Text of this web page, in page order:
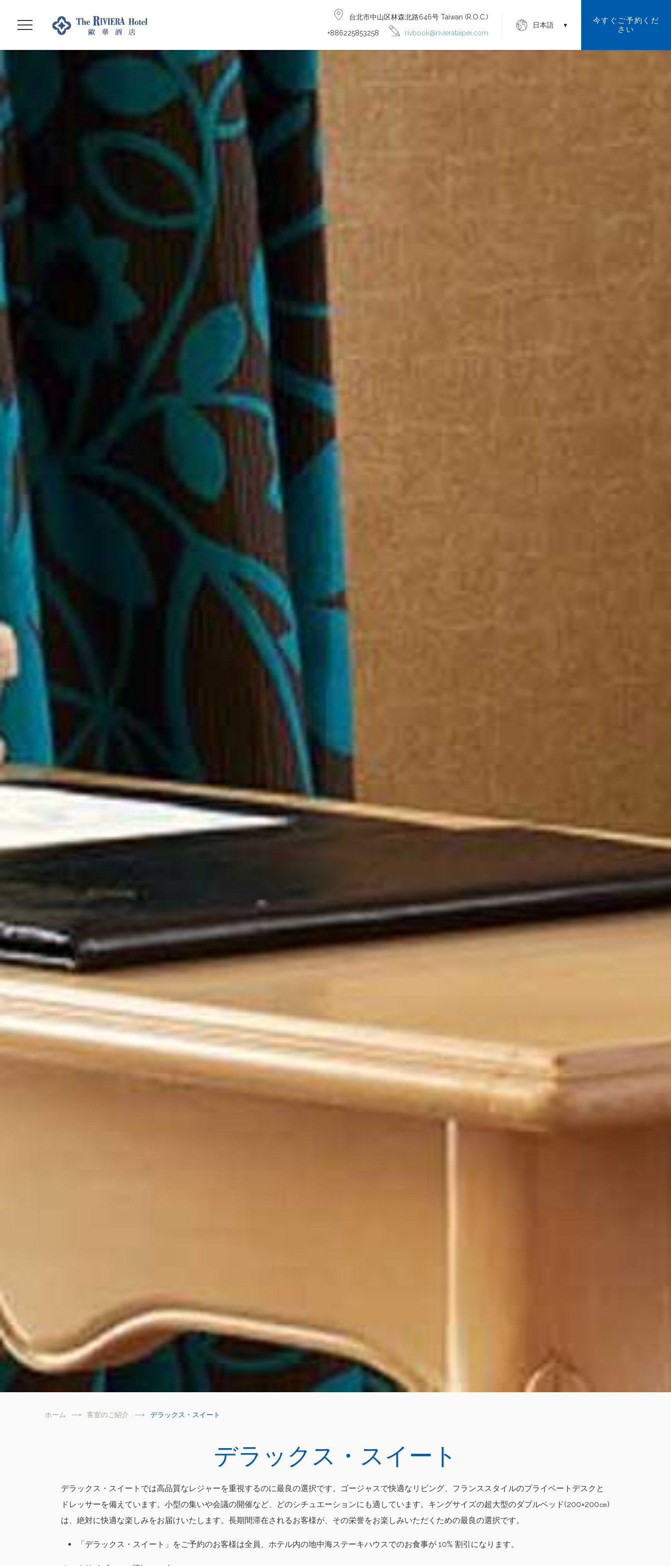
台北市中山区林森北路646号 Taiwan (R.O.C.)
+886225853258
rivbook@rivierataipei.com
日本語
今すぐご予約くだ
さい
ホーム 客室のご紹介 デラックス・スイート
デラックス・スイート
デラックス・スイートでは高品質なレジャーを重視するのに最良の選択です。ゴージャスで快適なリビング、フランススタイルのプライベートデスクと
ドレッサーを備えています。小型の集いや会議の開催など、どのシチュエーションにも適しています。キングサイズの超大型のダブルベッド(200×200㎝)
は、絶対に快適な楽しみをお届けいたします。長期間滞在されるお客様が、その栄誉をお楽しみいただくための最良の選択です。
「デラックス・スイート」をご予約のお客様は全員、ホテル内の地中海ステーキハウスでのお食事が 10% 割引になります。